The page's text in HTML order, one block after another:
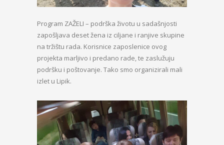
Program ZAŽELI – podrška životu u sadašnjosti
zapošljava deset žena iz ciljane i ranjive skupine
na tržištu rada. Korisnice zaposlenice ovog
projekta marljivo i predano rade, te zaslužuju
podršku i poštovanje. Tako smo organizirali mali
izlet u Lipik.